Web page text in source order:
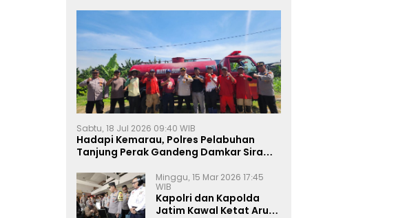
Sabtu, 18 Jul 2026 09:40 WIB
Hadapi Kemarau, Polres Pelabuhan
Tanjung Perak Gandeng Damkar Siram
Minggu, 15 Mar 2026 17:45
WIB
Kapolri dan Kapolda
Jatim Kawal Ketat Arus